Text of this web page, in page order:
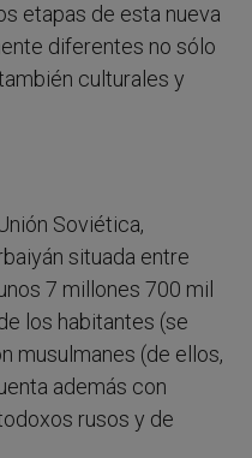
etapas de esta nueva
diferentes no sólo
culturales y
Soviética,
situada entre
7 millones 700 mil
los habitantes (se
musulmanes (de ellos,
además con
rusos y de